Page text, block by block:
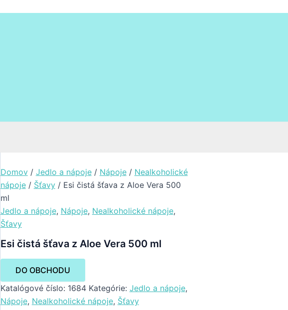
Domov/ Jedlo a nápoje/ Nápoje/ Nealkoholické
nápoje/ Šťavy/ Esi čistá šťava z Aloe Vera 500
ml
Jedlo a nápoje, Nápoje, Nealkoholické nápoje,
Šťavy
Esi čistá šťava z Aloe Vera 500 ml
DO OBCHODU
Katalógové číslo: 1684 Kategórie: Jedlo a nápoje,
Nápoje, Nealkoholické nápoje, Šťavy